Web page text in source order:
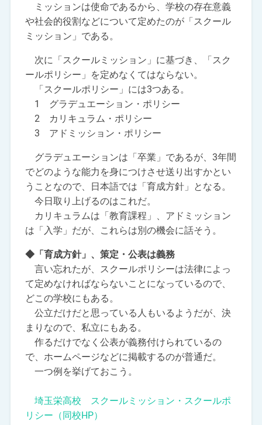
ミッションは使命であるから、学校の存在意義
や社会的役割などについて定めたのが「スクール
ミッション」である。
次に「スクールミッション」に基づき、「スク
ールポリシー」を定めなくてはならない。
「スクールポリシー」には3つある。
1 グラデュエーション・ポリシー
2 カリキュラム・ポリシー
3 アドミッション・ポリシー
グラデュエーションは「卒業」であるが、3年間
でどのような能力を身につけさせ送り出すかとい
うことなので、日本語では「育成方針」となる。
今日取り上げるのはこれだ。
カリキュラムは「教育課程」、アドミッション
は「入学」だが、これらは別の機会に話そう。
◆「育成方針」、策定・公表は義務
言い忘れたが、スクールポリシーは法律によっ
て定めなければならないことになっているので、
どこの学校にもある。
公立だけだと思っている人もいるようだが、決
まりなので、私立にもある。
作るだけでなく公表が義務付けられているの
で、ホームページなどに掲載するのが普通だ。
一つ例を挙げておこう。
埼玉栄高校 スクールミッション・スクールポ
リシー（同校HP）